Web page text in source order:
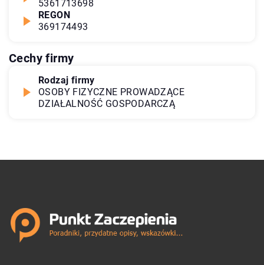
5361713698
REGON
369174493
Cechy firmy
Rodzaj firmy
OSOBY FIZYCZNE PROWADZĄCE
DZIAŁALNOŚĆ GOSPODARCZĄ